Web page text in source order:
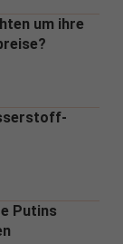
um ihre
Putins